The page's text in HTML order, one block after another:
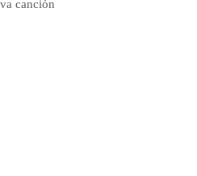
canción